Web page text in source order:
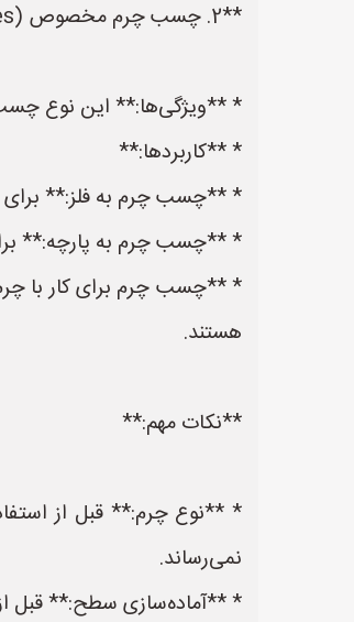
**2. چسب چرم مخصوص (Specialized Leather Adhesives):**
* **ویژگی‌ها:** این نوع
* **کاربردها:**
* **چسب چرم به فلز:**
* **چسب چرم به پارچه:**
* **چسب چرم برای کار با
هستند.
**نکات مهم:**
* **نوع چرم:** قبل از
نمی‌رساند.
* **آماده‌سازی سطح:** قبل از